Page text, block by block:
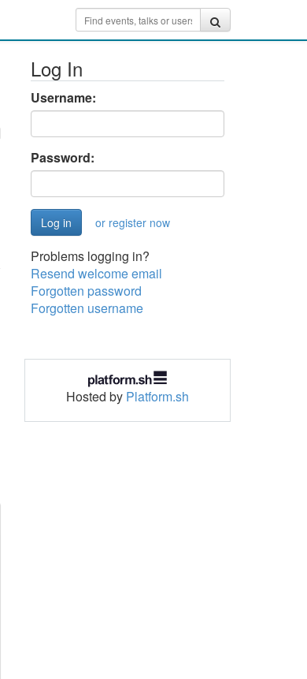
Log In
Username:
Password:
or register now
Problems logging in?
Resend welcome email
Forgotten password
Forgotten username
Hosted by Platform.sh